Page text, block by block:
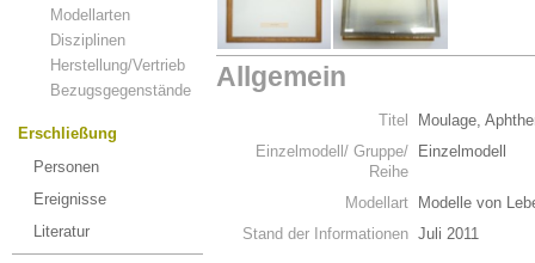
Modellarten
Disziplinen
Herstellung/Vertrieb
Bezugsgegenstände
Erschließung
Personen
Ereignisse
Literatur
Allgemein
Titel
Moulage,
Einzelmodell/ Gruppe/
Reihe
Einzelmodell
Modellart
Modelle von
Stand der Informationen Juli 2011